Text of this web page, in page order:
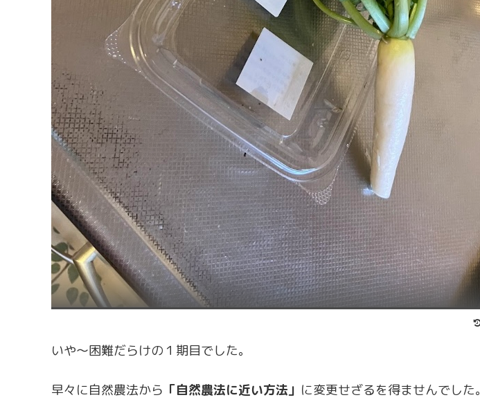
いや～困難だらけの１期目でした。
早々に自然農法から 「自然農法に近い方法」 に変更せざるを得ませんでした。